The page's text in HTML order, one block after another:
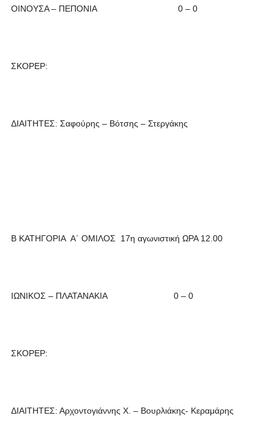
ΟΙΝΟΥΣΑ – ΠΕΠΟΝΙΑ 0 – 0
ΣΚΟΡΕΡ:
ΔΙΑΙΤΗΤΕΣ: Σαφούρης – Βότσης – Στεργάκης
Β ΚΑΤΗΓΟΡΙΑ Α΄ ΟΜΙΛΟΣ 17η αγωνιστική ΩΡΑ 12.00
ΙΩΝΙΚΟΣ – ΠΛΑΤΑΝΑΚΙΑ 0 – 0
ΣΚΟΡΕΡ:
ΔΙΑΙΤΗΤΕΣ: Αρχοντογιάννης Χ. – Βουρλιάκης- Κεραμάρης